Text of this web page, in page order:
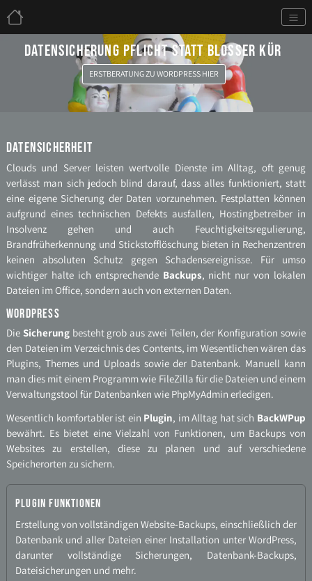
DATENSICHERUNG PFLICHT STATT BLOSSER KÜR
ERSTBERATUNG ZU WORDPRESS HIER
Datensicherheit
Clouds und Server leisten wertvolle Dienste im Alltag, oft genug
verlässt man sich jedoch blind darauf, dass alles funktioniert, statt
eine eigene Sicherung der Daten vorzunehmen. Festplatten können
aufgrund eines technischen Defekts ausfallen, Hostingbetreiber in
Insolvenz gehen und auch Feuchtigkeitsregulierung,
Brandfrüherkennung und Stickstofflöschung bieten in Rechenzentren
keinen absoluten Schutz gegen Schadensereignisse. Für umso
wichtiger halte ich entsprechende Backups, nicht nur von lokalen
Dateien im Office, sondern auch von externen Daten.
WordPress
Die Sicherungbesteht grob aus zwei Teilen, der Konfiguration sowie
den Dateien im Verzeichnis des Contents, im Wesentlichen wären das
Plugins, Themes und Uploads sowie der Datenbank. Manuell kann
man dies mit einem Programm wie FileZilla für die Dateien und einem
Verwaltungstool für Datenbanken wie PhpMyAdmin erledigen.
Wesentlich komfortabler ist ein Plugin, im Alltag hat sich BackWPup
bewährt. Es bietet eine Vielzahl von Funktionen, um Backups von
Websites zu erstellen, diese zu planen und auf verschiedene
Speicherorten zu sichern.
Plugin Funktionen
Erstellung von vollständigen Website-​Backups, einschließlich der
Datenbank und aller Dateien einer Installation unter WordPress,
darunter vollständige Sicherungen, Datenbank-​Backups,
Dateisicherungen und mehr.